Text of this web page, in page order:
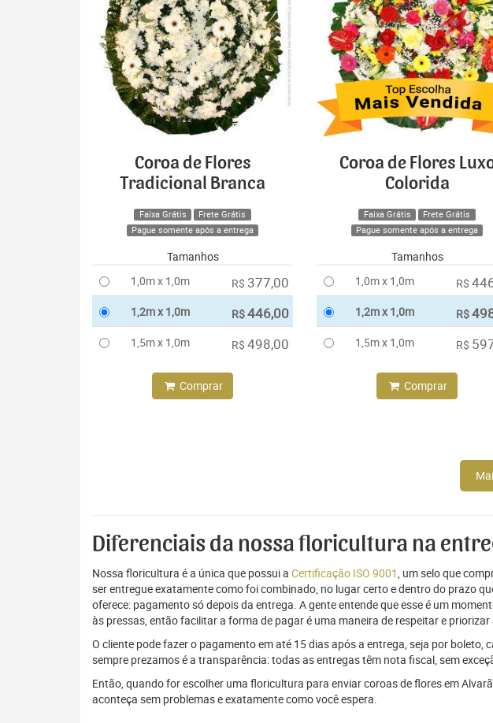
Coroa de Flores
Tradicional Branca
Faixa Grátis
Frete Grátis
Pague somente após a entrega
Tamanhos
1,0m x 1,0m
R$ 377,00
1,2m x 1,0m R$446,00
1,5m x 1,0m R$ 498,00
Comprar
Coroa de Flores
Colorida
Faixa Grátis
Frete Grátis
Pague somente após a entrega
Tamanhos
1,0m x 1,0m
R$
1,2m x 1,0m R$
1,5m x 1,0m R$
Comprar
Diferenciais da nossa floricultura na
Nossa floricultura é a única que possui a Certificação ISO 9001, um selo que
ser entregue exatamente como foi combinado, no lugar certo e dentro do prazo
oferece: pagamento só depois da entrega. A gente entende que esse é um
às pressas, então facilitar a forma de pagar é uma maneira de respeitar e
O cliente pode fazer o pagamento em até 15 dias após a entrega, seja por
sempre prezamos é a transparência: todas as entregas têm nota fiscal, sem
Então, quando for escolher uma floricultura para enviar coroas de flores em
aconteça sem problemas e exatamente como você espera.